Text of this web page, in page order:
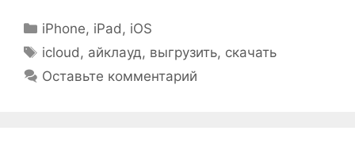
Рубрики
iPhone, iPad, iOS
Метки
icloud, айклауд, выгрузить, скачать
Оставьте комментарий